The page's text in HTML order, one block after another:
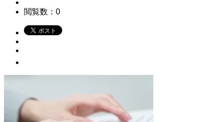
閲覧数：0